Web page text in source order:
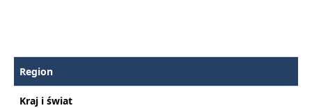
Region
Kraj i świat